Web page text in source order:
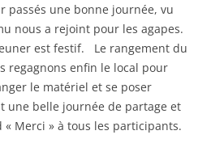
passés une bonne journée, vu
nous a rejoint pour les agapes.
est festif. Le rangement du
regagnons enfin le local pour
le matériel et se poser
une belle journée de partage et
Merci » à tous les participants.